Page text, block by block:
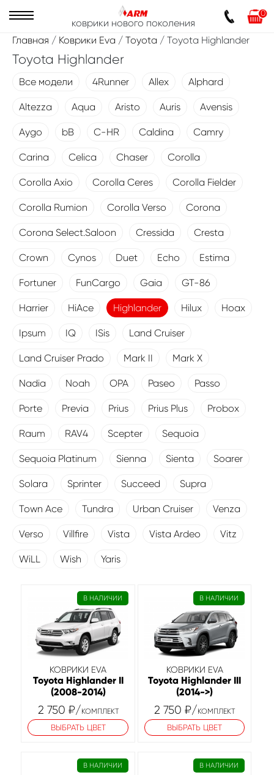
коврики нового поколения
0
Главная / Коврики Eva / Toyota / Toyota Highlander
Toyota Highlander
Все модели 4Runner Allex Alphard
Altezza Aqua Aristo Auris Avensis
Aygo bB C-HR Caldina Camry
Carina Celica Chaser Corolla
Corolla Axio Corolla Ceres Corolla Fielder
Corolla Rumion Corolla Verso Corona
Corona Select.Saloon Cressida Cresta
Crown Cynos Duet Echo Estima
Fortuner FunCargo Gaia GT-86
Harrier HiAce Highlander Hilux Hoax
Ipsum IQ ISis Land Cruiser
Land Cruiser Prado Mark II Mark X
Nadia Noah OPA Paseo Passo
Porte Previa Prius Prius Plus Probox
Raum RAV4 Scepter Sequoia
Sequoia Platinum Sienna Sienta Soarer
Solara Sprinter Succeed Supra
Town Ace Tundra Urban Cruiser Venza
Verso Villfire Vista Vista Ardeo Vitz
WiLL Wish Yaris
В НАЛИЧИИ
КОВРИКИ EVA
Toyota Highlander II
(2008-2014)
2 750 ₽/КОМПЛЕКТ
ВЫБРАТЬ ЦВЕТ
В НАЛИЧИИ
КОВРИКИ EVA
Toyota Highlander III
(2014->)
2 750₽/КОМПЛЕКТ
ВЫБРАТЬ ЦВЕТ
В НАЛИЧИИ В НАЛИЧИИ